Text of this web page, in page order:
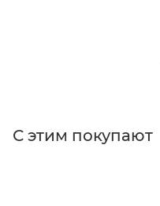
С этим покупают